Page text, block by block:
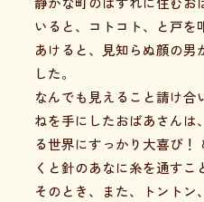
いると、コトコト、と戸を
あけると、見知らぬ顔の
した。
なんでも見えること請け
ねを手にしたおばあさんは
る世界にすっかり大喜び！
くと針のあなに糸を通すこ
そのとき、また、トントン